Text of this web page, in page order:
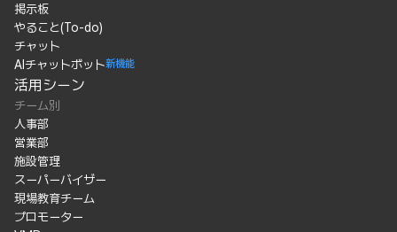
掲示板
やること(To-do)
チャット
AIチャットボット新機能
活用シーン
チーム別
人事部
営業部
施設管理
スーパーバイザー
現場教育チーム
プロモーター